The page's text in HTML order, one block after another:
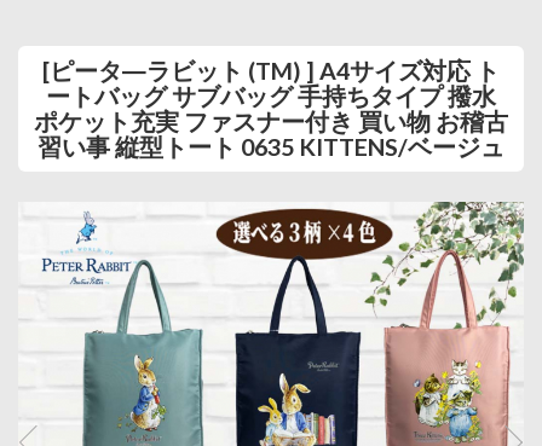
[ピータ―ラビット (TM) ] A4サイズ対応 ト
ートバッグ サブバッグ 手持ちタイプ 撥水
ポケット充実 ファスナー付き 買い物 お稽古
習い事 縦型トート 0635 KITTENS/ベージュ